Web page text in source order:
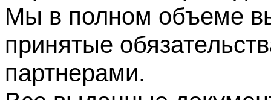
Мы в полном объеме
принятые
партнерами.